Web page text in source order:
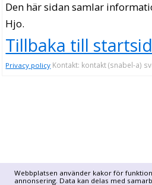
Webbplatsen använder kakor för
annonsering. Data kan delas med
Den här sidan samlar
Hjo.
Tillbaka till
Privacy policy Kontakt: kontakt (snabel-a)